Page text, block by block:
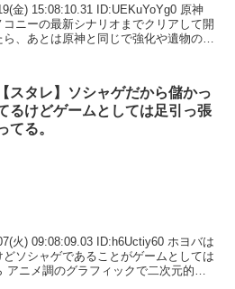
金) 15:08:10.31 ID:UEKuYoYg0 原神
ニーの最新シナリオまでクリアして開
、あとは原神と同じで強化や遺物の素
【スタレ】ソシャゲだから儲かっ
るけどゲームとしては足引っ張
てる。
火) 09:08:09.03 ID:h6Uctiy60 ホヨバは
ソシャゲであることがゲームとしては
アニメ調のグラフィックで二次元的な